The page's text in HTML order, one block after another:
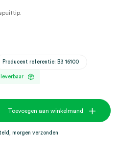
Producent referentie: B3 16100
leverbaar
Toevoegen aan winkelmand
morgen verzonden